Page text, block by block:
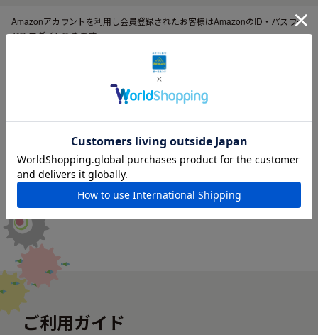
Amazonアカウントを利用し会員登録されたお客様はAmazonのID・パスワー
ドでログインできます。
ご利用ガイド